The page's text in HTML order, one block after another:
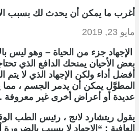
أغرب ما يمكن أن يحدث لك بسبب
مايو 23, 2019
الإجهاد جزء من الحياة – وهو ليس
بعض الأحيان يمنحك الدافع الذي
أفضل أداء ولكن الإجهاد الذي لا يتم
المطوَّل يمكن أن يدمر الجسم ، مما
عديدة أو أعراض أخرى غير معروفة .
يقول ريتشارد لانج ، رئيس الطب
العافية : “الإجهاد لا يسبب